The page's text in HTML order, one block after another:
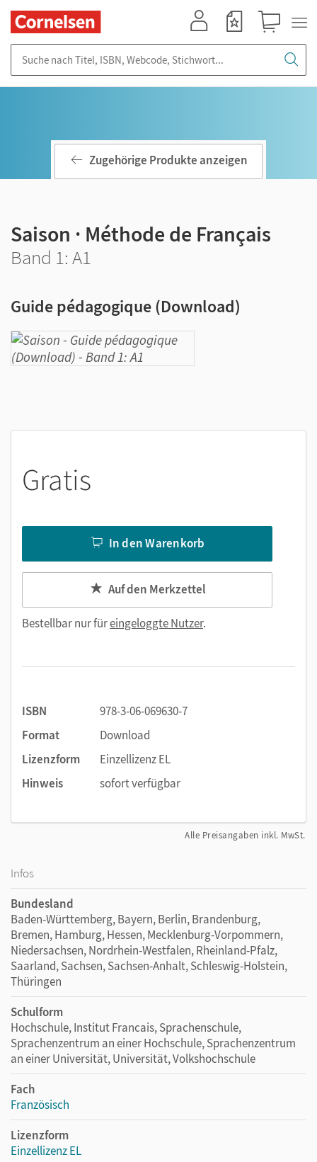
Zugehörige Produkte anzeigen
Saison · Méthode de Français
Band 1: A1
Guide pédagogique (Download)
Gratis
In den Warenkorb
Auf den Merkzettel
Bestellbar nur füreingeloggte Nutzer.
ISBN
978-3-06-069630-7
Format
Download
Lizenzform
Einzellizenz EL
Hinweis
sofort verfügbar
Alle Preisangaben inkl. MwSt.
Infos
Bundesland
Baden-Württemberg, Bayern, Berlin, Brandenburg,
Bremen, Hamburg, Hessen, Mecklenburg-Vorpommern,
Niedersachsen, Nordrhein-Westfalen, Rheinland-Pfalz,
Saarland, Sachsen, Sachsen-Anhalt, Schleswig-Holstein,
Thüringen
Schulform
Hochschule, Institut Francais, Sprachenschule,
Sprachenzentrum an einer Hochschule, Sprachenzentrum
an einer Universität, Universität, Volkshochschule
Fach
Französisch
Lizenzform
Einzellizenz EL